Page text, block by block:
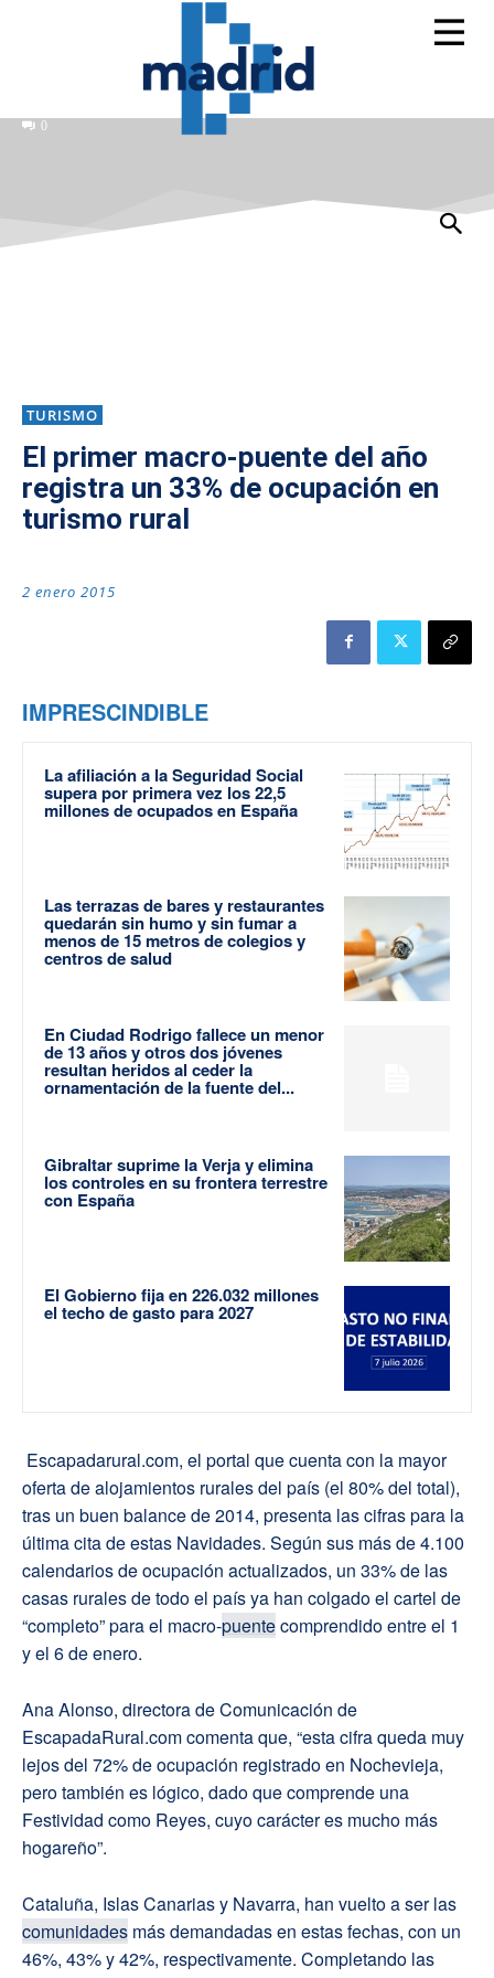
0
TURISMO
El primer macro-puente del año
registra un 33% de ocupación en
turismo rural
2 enero 2015
IMPRESCINDIBLE
La afiliación a la Seguridad Social
supera por primera vez los 22,5
millones de ocupados en España
Las terrazas de bares y restaurantes
quedarán sin humo y sin fumar a
menos de 15 metros de colegios y
centros de salud
En Ciudad Rodrigo fallece un menor
de 13 años y otros dos jóvenes
resultan heridos al ceder la
ornamentación de la fuente del...
Gibraltar suprime la Verja y elimina
los controles en su frontera terrestre
con España
El Gobierno fija en 226.032 millones
el techo de gasto para 2027
Escapadarural.com, el portal que cuenta con la mayor
oferta de alojamientos rurales del país (el 80% del total),
tras un buen balance de 2014, presenta las cifras para la
última cita de estas Navidades. Según sus más de 4.100
calendarios de ocupación actualizados, un 33% de las
casas rurales de todo el país ya han colgado el cartel de
“completo” para el macro-puentecomprendido entre el 1
y el 6 de enero.
Ana Alonso, directora de Comunicación de
EscapadaRural.com comenta que, “esta cifra queda muy
lejos del 72% de ocupación registrado en Nochevieja,
pero también es lógico, dado que comprende una
Festividad como Reyes, cuyo carácter es mucho más
hogareño”.
Cataluña, Islas Canarias y Navarra, han vuelto a ser las
comunidades más demandadas en estas fechas, con un
46%, 43% y 42%, respectivamente. Completando las